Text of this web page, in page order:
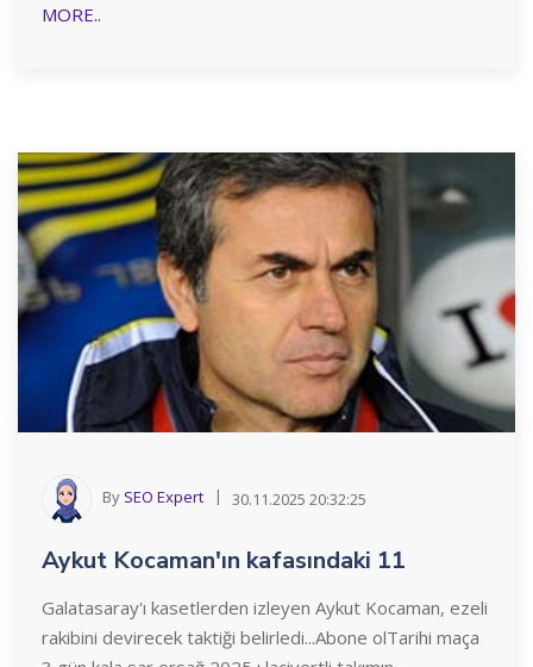
MORE..
By SEO Expert 30.11.2025 20:32:25
Aykut Kocaman'ın kafasındaki 11
Galatasaray'ı kasetlerden izleyen Aykut Kocaman, ezeli
rakibini devirecek taktiği belirledi...Abone olTarihi maça